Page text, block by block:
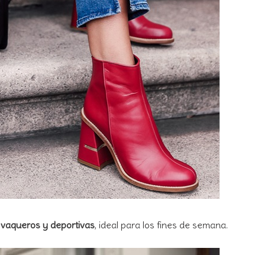
vaqueros y deportivas, ideal para los fines de semana.